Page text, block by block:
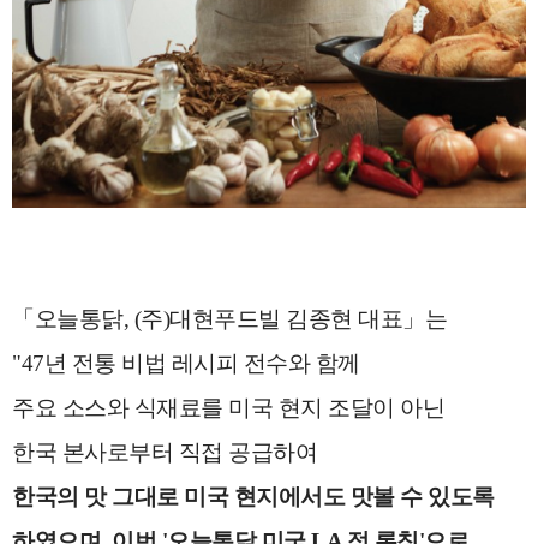
「오늘통닭, (주)대현푸드빌 김종현 대표」는
"47년 전통 비법 레시피 전수와 함께
주요 소스와 식재료를 미국 현지 조달이 아닌
한국 본사로부터 직접 공급하여
한국의 맛 그대로 미국 현지에서도 맛볼 수 있도록